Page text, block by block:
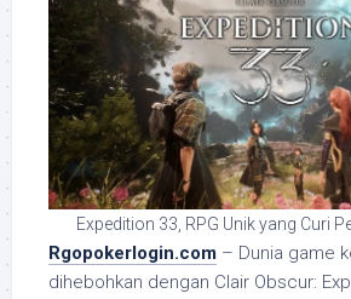
Expedition 33, RPG Unik yang Curi
Rgopokerlogin.com – Dunia game
dihebohkan dengan Clair Obscur: